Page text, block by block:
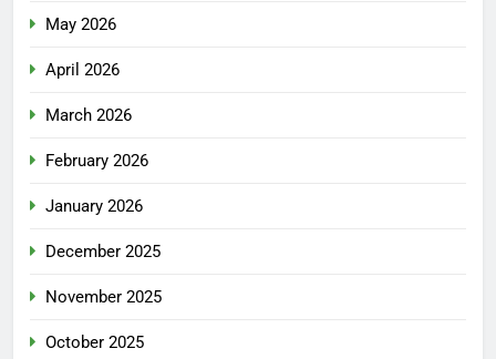
May 2026
April 2026
March 2026
February 2026
January 2026
December 2025
November 2025
October 2025